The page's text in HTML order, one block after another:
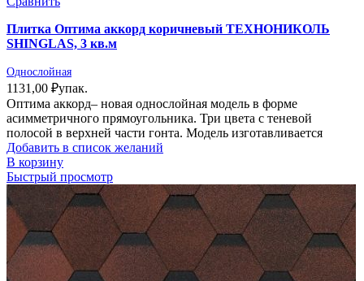
Плитка Оптима аккорд коричневый ТЕХНОНИКОЛЬ
SHINGLAS, 3 кв.м
Однослойная
1131,00 ₽упак.
Оптима аккорд– новая однослойная модель в форме
асимметричного прямоугольника. Три цвета с теневой
полосой в верхней части гонта. Модель изготавливается
Добавить в список желаний
В корзину
Быстрый просмотр